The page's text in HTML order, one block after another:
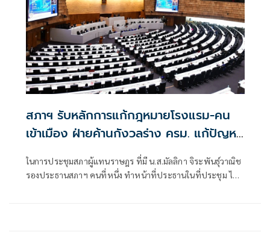
สภาฯ รับหลักการแก้กฎหมายโรงแรม-คน
เข้าเมือง ฝ่ายค้านกังวลร่าง ครม. แก้ปัญหา
ในการประชุมสภาผู้แทนราษฎร ที่มี น.ส.มัลลิกา จิระพันธุ์วาณิช
รองประธานสภาฯ คนที่หนึ่ง ทำหน้าที่ประธานในที่ประชุม ได้